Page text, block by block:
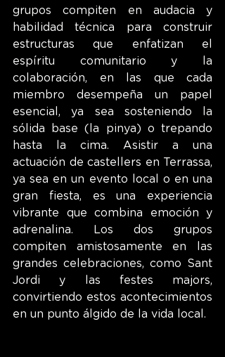
grupos compiten en audacia y
habilidad técnica para construir
estructuras que enfatizan el
espíritu comunitario y la
colaboración, en las que cada
miembro desempeña un papel
esencial, ya sea sosteniendo la
sólida base (la pinya) o trepando
hasta la cima. Asistir a una
actuación de castellers en Terrassa,
ya sea en un evento local o en una
gran fiesta, es una experiencia
vibrante que combina emoción y
adrenalina. Los dos grupos
compiten amistosamente en las
grandes celebraciones, como Sant
Jordi y las festes majors,
convirtiendo estos acontecimientos
en un punto álgido de la vida local.